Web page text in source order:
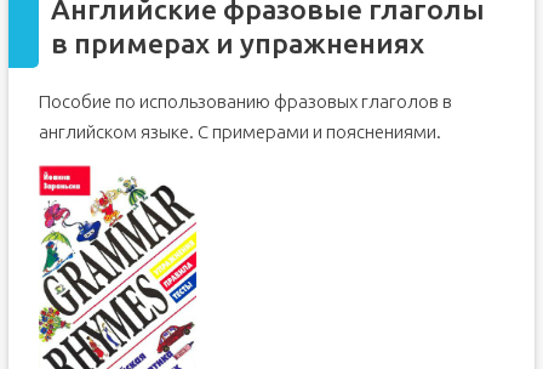
Английские фразовые глаголы
в примерах и упражнениях
Пособие по использованию фразовых глаголов в
английском языке. С примерами и пояснениями.